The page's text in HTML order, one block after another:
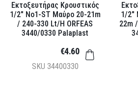
Εκτοξευτήρας Κρουστικός
1/2" Νο1-ST Μαύρο 20-21m
/ 240-330 Lt/h ORFEAS
3440/0330 Palaplast
SKU 34400330
€4.60
1/2"
22m